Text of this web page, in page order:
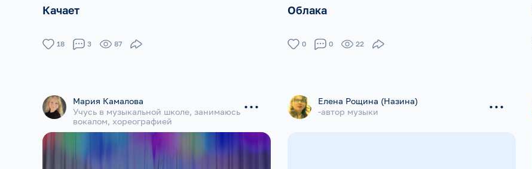
Качает
18 3 87
Облака
0 0 22
Мария Камалова
Учусь в музыкальной школе, занимаюсь
вокалом, хореографией
...
Елена Рощина (Назина)
-автор музыки
...